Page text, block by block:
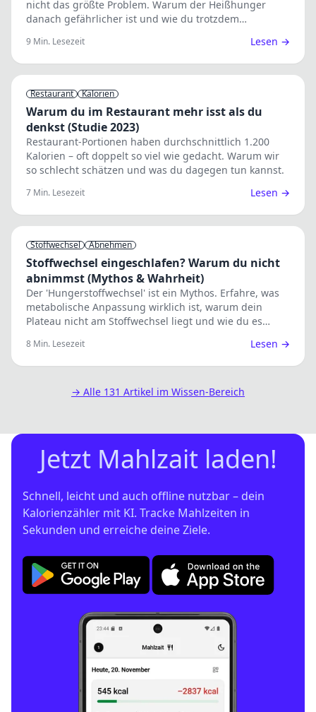
nicht das größte Problem. Warum der Heißhunger
danach gefährlicher ist und wie du trotzdem
9 Min. Lesezeit Lesen →
Restaurant Kalorien
Warum du im Restaurant mehr isst als du
denkst (Studie 2023)
Restaurant-Portionen haben durchschnittlich 1.200
Kalorien – oft doppelt so viel wie gedacht. Warum wir
so schlecht schätzen und was du dagegen tun kannst.
7 Min. Lesezeit Lesen →
Stoffwechsel Abnehmen
Stoffwechsel eingeschlafen? Warum du nicht
abnimmst (Mythos & Wahrheit)
Der 'Hungerstoffwechsel' ist ein Mythos. Erfahre, was
metabolische Anpassung wirklich ist, warum dein
Plateau nicht am Stoffwechsel liegt und wie du es
8 Min. Lesezeit Lesen →
→ Alle 131 Artikel im Wissen-Bereich
Jetzt Mahlzait laden!
Schnell, leicht und auch offline nutzbar – dein
Kalorienzähler mit KI. Tracke Mahlzeiten in
Sekunden und erreiche deine Ziele.